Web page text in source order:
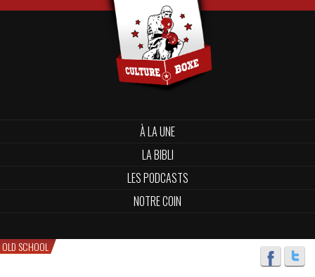
À LA UNE
LA BIBLI
LES PODCASTS
NOTRE COIN
OLD SCHOOL